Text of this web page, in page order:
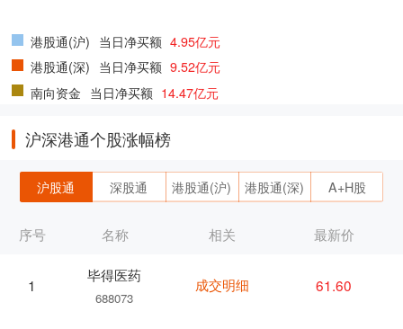
港股通(沪) 当日净买额 4.95亿元
港股通(深) 当日净买额 9.52亿元
南向资金 当日净买额 14.47亿元
沪深港通个股涨幅榜
沪股通 深股通 港股通(沪) 港股通(深) A+H股
序号 名称
1
毕得医药
688073
相关 最新价
成交明细 61.60